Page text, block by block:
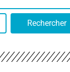
Rechercher